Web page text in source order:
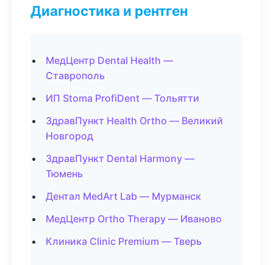
Диагностика и рентген
МедЦентр Dental Health —
Ставрополь
ИП Stoma ProfiDent — Тольятти
ЗдравПункт Health Ortho — Великий
Новгород
ЗдравПункт Dental Harmony —
Тюмень
Дентал MedArt Lab — Мурманск
МедЦентр Ortho Therapy — Иваново
Клиника Clinic Premium — Тверь